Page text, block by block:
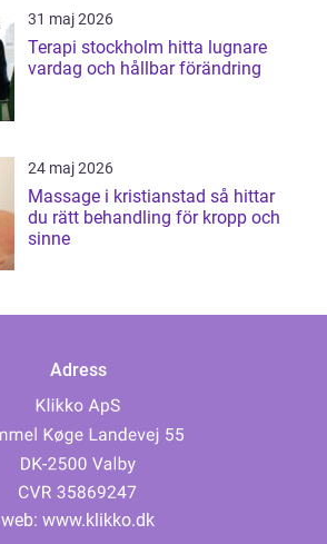
31 maj 2026
Terapi stockholm hitta lugnare
vardag och hållbar förändring
24 maj 2026
Massage i kristianstad så hittar
du rätt behandling för kropp och
sinne
Adress
web: www.klikko.dk